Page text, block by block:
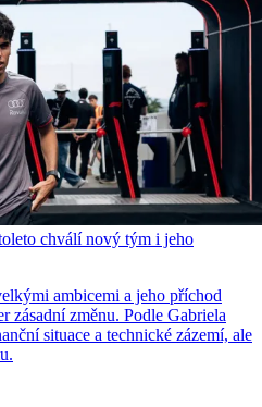
chválí nový tým i jeho
ambicemi a jeho příchod
zásadní změnu. Podle Gabriela
situace a technické zázemí, ale